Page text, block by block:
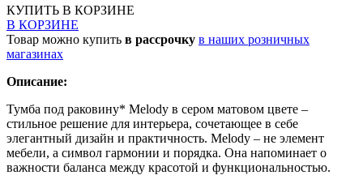
КУПИТЬ В КОРЗИНЕ
В КОРЗИНЕ
Товар можно купить в рассрочку в наших розничных
магазинах
Описание:
Тумба под раковину* Melody в сером матовом цвете –
стильное решение для интерьера, сочетающее в себе
элегантный дизайн и практичность. Melody – не элемент
мебели, а символ гармонии и порядка. Она напоминает о
важности баланса между красотой и функциональностью.